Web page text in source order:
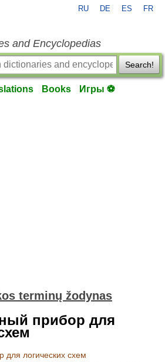
RU DE ES FR
and Encyclopedias
Search!
Books Игры ⚽
terminų žodynas
прибор для
для логических схем